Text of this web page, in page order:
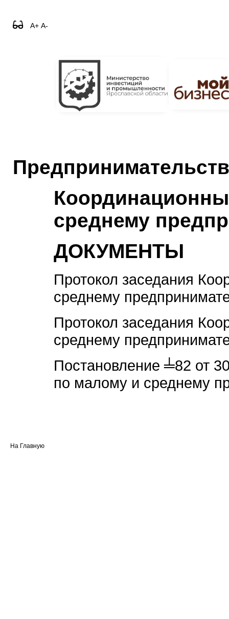
A+ A-
среднему
ДОКУМЕНТЫ
Протокол заседания
среднему
Протокол заседания
среднему
Постановление ╧82 от
по малому и среднему
На Главную